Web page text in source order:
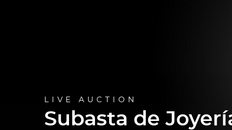
LIVE AUCTION
Subasta de